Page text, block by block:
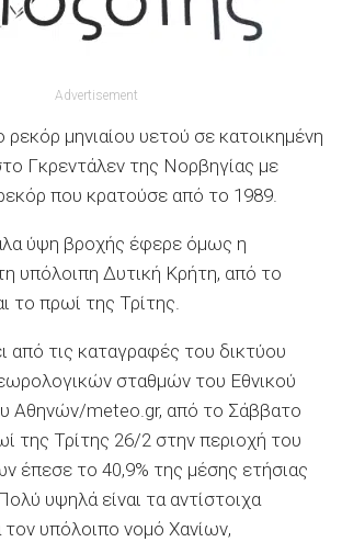
Advertisement
μηνιαίου υετού σε κατοικημένη
Γκρεντάλεν της Νορβηγίας με
που κρατούσε από το 1989.
ύψη βροχής έφερε όμως η
υπόλοιπη Δυτική Κρήτη, από το
το πρωί της Τρίτης.
τις καταγραφές του δικτύου
σταθμών του Εθνικού
Αθηνών/meteo.gr, από το Σάββατο
της Τρίτης 26/2 στην περιοχή του
έπεσε το 40,9% της μέσης ετήσιας
υψηλά είναι τα αντίστοιχα
τον υπόλοιπο νομό Χανίων,